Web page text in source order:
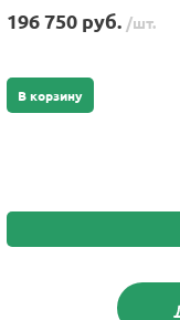
196 750 руб. /шт.
В корзину